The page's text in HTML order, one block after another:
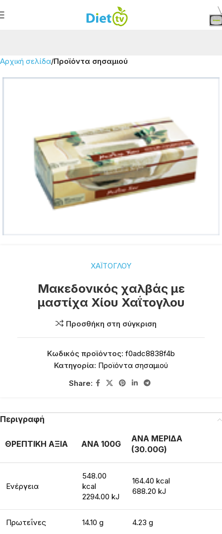
Αρχική σελίδα Προϊόντα σησαμιού
ΧΑΪΤΟΓΛΟΥ
Μακεδονικός χαλβάς με
μαστίχα Χίου Χαΐτογλου
Προσθήκη στη σύγκριση
Κωδικός προϊόντος: f0adc8838f4b
Κατηγορία: Προϊόντα σησαμιού
Share:
Περιγραφή
ΘΡΕΠΤΙΚΗ ΑΞΙΑ ΑΝΑ 100G
ΑΝΑ ΜΕΡΙΔΑ
(30.00G)
Ενέργεια
548.00
kcal
2294.00 kJ
164.40 kcal
688.20 kJ
Πρωτεΐνες 14.10 g 4.23 g